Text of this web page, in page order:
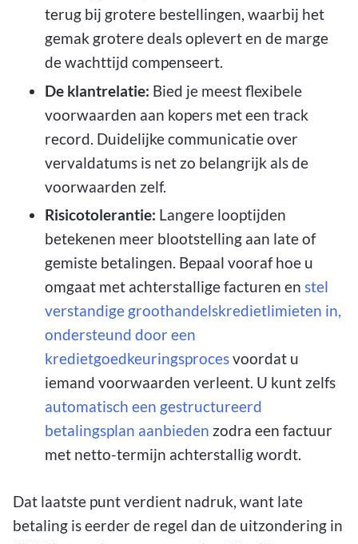
terug bij grotere bestellingen, waarbij het
gemak grotere deals oplevert en de marge
de wachttijd compenseert.
De klantrelatie: Bied je meest flexibele
voorwaarden aan kopers met een track
record. Duidelijke communicatie over
vervaldatums is net zo belangrijk als de
voorwaarden zelf.
Risicotolerantie: Langere looptijden
betekenen meer blootstelling aan late of
gemiste betalingen. Bepaal vooraf hoe u
omgaat met achterstallige facturen en stel
verstandige groothandelskredietlimieten in,
ondersteund door een
kredietgoedkeuringsprocesvoordat u
iemand voorwaarden verleent. U kunt zelfs
automatisch een gestructureerd
betalingsplan aanbieden zodra een factuur
met netto-termijn achterstallig wordt.
Dat laatste punt verdient nadruk, want late
betaling is eerder de regel dan de uitzondering in